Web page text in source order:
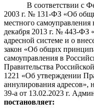
В соответствии с
2003 г. № 131-ФЗ «Об
местного самоуправления
декабря 2013 г. № 443-ФЗ
адресной системе и о
закон «Об общих
самоуправления в
Правительства
1221 «Об утверждении
аннулирования
39-а от 13.02.2023 г.
постановляет: